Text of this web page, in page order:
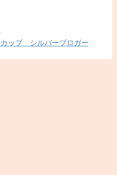
ップ シルバーブロガー